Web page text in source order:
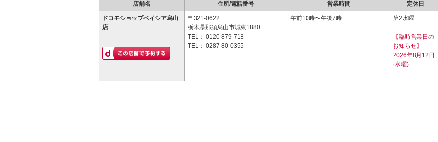
店舗名 住所/電話番号 営業時間 定休日
ドコモショップベイシア烏山
店
〒321-0622
栃木県那須烏山市城東1880
TEL： 0120-879-718
TEL： 0287-80-0355
午前10時〜午後7時 第2水曜
【臨時営業日の
お知らせ】
2026年8月12日
(水曜)